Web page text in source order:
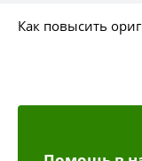
Как повысить